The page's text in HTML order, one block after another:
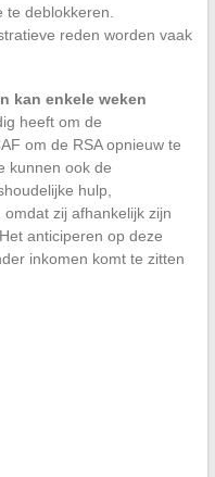
deblokkeren.
reden worden vaak
kan enkele weken
heeft om de
om de RSA opnieuw te
kunnen ook de
hulp,
zij afhankelijk zijn
anticiperen op deze
inkomen komt te zitten